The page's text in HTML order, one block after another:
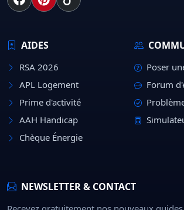
AIDES
RSA 2026
APL Logement
Prime d'activité
AAH Handicap
Chèque Énergie
Poser
Forum
NEWSLETTER & CONTACT